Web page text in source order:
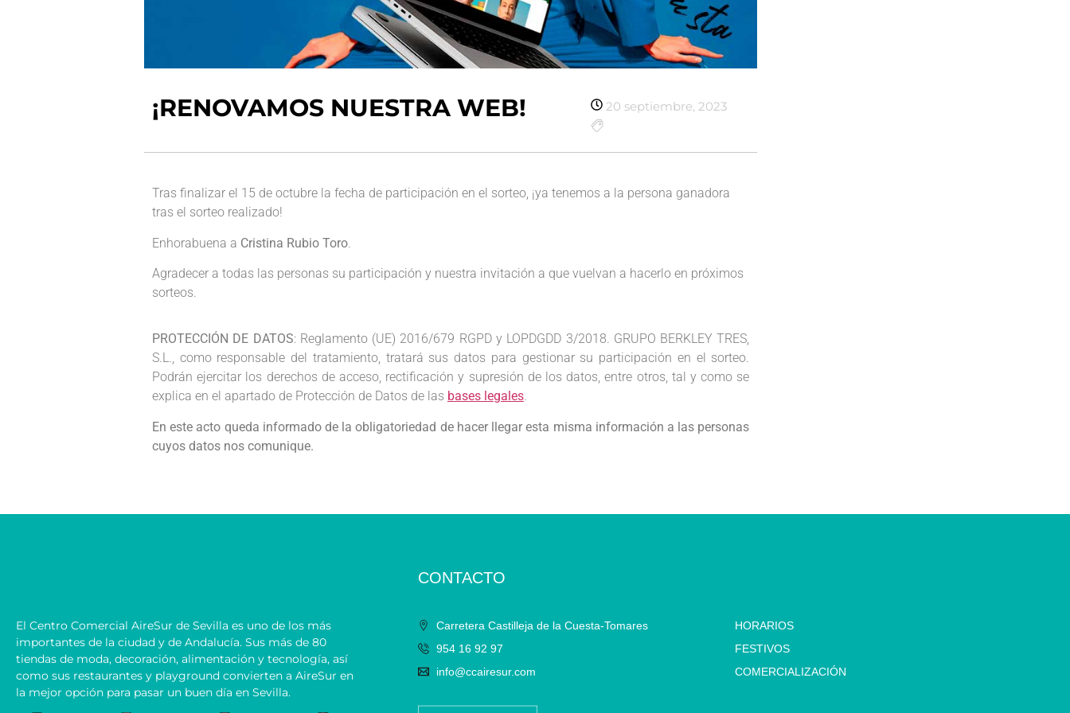
¡RENOVAMOS NUESTRA WEB! 20 septiembre, 2023
Tras finalizar el 15 de octubre la fecha de participación en el sorteo, ¡ya tenemos a la persona ganadora
tras el sorteo realizado!
Enhorabuena a Cristina Rubio Toro
Agradecer a todas las personas su participación y nuestra invitación a que vuelvan a hacerlo en próximos
sorteos.
PROTECCIÓN DE DATOS: Reglamento (UE) 2016/679 RGPD y LOPDGDD 3/2018. GRUPO BERKLEY TRES,
S.L., como responsable del tratamiento, tratará sus datos para gestionar su participación en el sorteo.
Podrán ejercitar los derechos de acceso, rectificación y supresión de los datos, entre otros, tal y como se
explica en el apartado de Protección de Datos de las bases legales.
En este acto queda informado de la obligatoriedad de hacer llegar esta misma información a las personas
cuyos datos nos comunique.
El Centro Comercial AireSur de Sevilla es uno de los más
importantes de la ciudad y de Andalucía. Sus más de 80
tiendas de moda, decoración, alimentación y tecnología, así
como sus restaurantes y playground convierten a AireSur en
la mejor opción para pasar un buen día en Sevilla.
CONTACTO
Carretera Castilleja de la Cuesta-Tomares
954 16 92 97
info@ccairesur.com
HORARIOS
FESTIVOS
COMERCIALIZACIÓN